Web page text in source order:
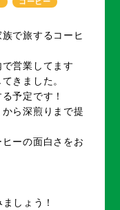
で旅するコーヒ
営業してます
きました。
予定です！
ら深煎りまで提
ーの面白さをお
しょう！